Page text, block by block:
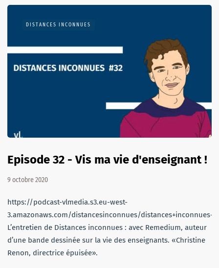
DISTANCES INCONNUES
Episode 32 - Vis ma vie d'enseignant !
9 octobre 2020
https://podcast-vlmedia.s3.eu-west-
3.amazonaws.com/distancesinconnues/
L’entretien de Distances inconnues : avec Remedium, auteur
d’une bande dessinée sur la vie des enseignants. «Christine
Renon, directrice épuisée».